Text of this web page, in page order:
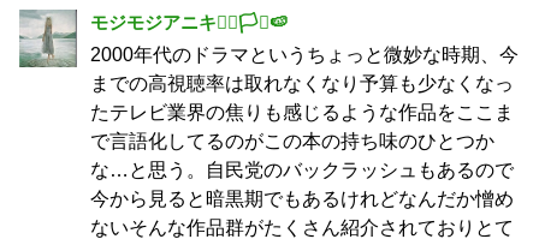
モジモジアニキ🏳️‍🌈🏳️‍⚧️🍉
2000年代のドラマというちょっと微妙な時期、今
までの高視聴率は取れなくなり予算も少なくなっ
たテレビ業界の焦りも感じるような作品をここま
で言語化してるのがこの本の持ち味のひとつか
な…と思う。自民党のバックラッシュもあるので
今から見ると暗黒期でもあるけれどなんだか憎め
ないそんな作品群がたくさん紹介されておりとて